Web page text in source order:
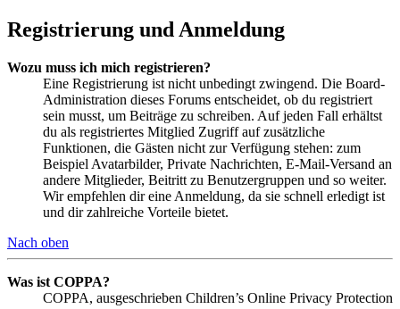
Registrierung und Anmeldung
Wozu muss ich mich registrieren?
Eine Registrierung ist nicht unbedingt zwingend. Die Board-
Administration dieses Forums entscheidet, ob du registriert
sein musst, um Beiträge zu schreiben. Auf jeden Fall erhältst
du als registriertes Mitglied Zugriff auf zusätzliche
Funktionen, die Gästen nicht zur Verfügung stehen: zum
Beispiel Avatarbilder, Private Nachrichten, E-Mail-Versand an
andere Mitglieder, Beitritt zu Benutzergruppen und so weiter.
Wir empfehlen dir eine Anmeldung, da sie schnell erledigt ist
und dir zahlreiche Vorteile bietet.
Nach oben
Was ist COPPA?
COPPA, ausgeschrieben Children’s Online Privacy Protection